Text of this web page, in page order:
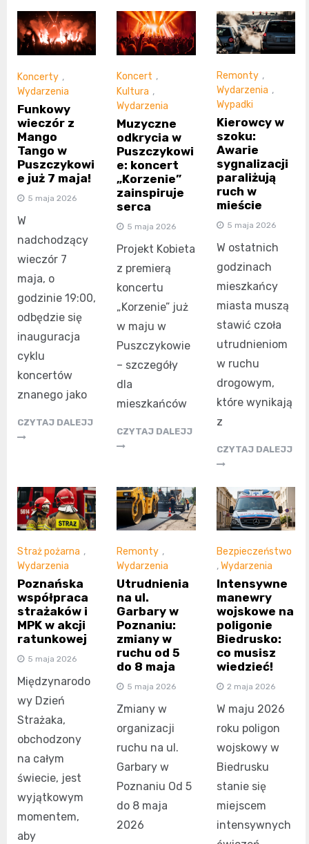
Koncerty ,
Wydarzenia
Funkowy
wieczór z
Mango
Tango w
Puszczykowi
e już 7 maja!
5 maja 2026
W
nadchodzący
wieczór 7
maja, o
godzinie 19:00,
odbędzie się
inauguracja
cyklu
koncertów
znanego jako
CZYTAJ DALEJJ
Koncert ,
Kultura ,
Wydarzenia
Muzyczne
odkrycia w
Puszczykowi
e: koncert
„Korzenie”
zainspiruje
serca
5 maja 2026
Projekt Kobieta
z premierą
koncertu
„Korzenie” już
w maju w
Puszczykowie
– szczegóły
dla
mieszkańców
CZYTAJ DALEJJ
Remonty ,
Wydarzenia ,
Wypadki
Kierowcy w
szoku:
Awarie
sygnalizacji
paraliżują
ruch w
mieście
5 maja 2026
W ostatnich
godzinach
mieszkańcy
miasta muszą
stawić czoła
utrudnieniom
w ruchu
drogowym,
które wynikają
z
CZYTAJ DALEJJ
Straż pożarna ,
Wydarzenia
Poznańska
współpraca
strażaków i
MPK w akcji
ratunkowej
5 maja 2026
Międzynarodo
wy Dzień
Strażaka,
obchodzony
na całym
świecie, jest
wyjątkowym
momentem,
aby
Remonty ,
Wydarzenia
Utrudnienia
na ul.
Garbary w
Poznaniu:
zmiany w
ruchu od 5
do 8 maja
5 maja 2026
Zmiany w
organizacji
ruchu na ul.
Garbary w
Poznaniu Od 5
do 8 maja
2026
Bezpieczeństwo
,Wydarzenia
Intensywne
manewry
wojskowe na
poligonie
Biedrusko:
co musisz
wiedzieć!
2 maja 2026
W maju 2026
roku poligon
wojskowy w
Biedrusku
stanie się
miejscem
intensywnych